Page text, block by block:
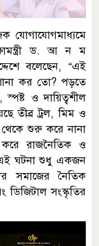
যোগাযোগমাধ্যমে
ড. আ ন ম
বলেছেন, “এই
কর তো? পড়তে
ও দায়িত্বশীল
তীব্র ট্রল, মিম ও
থেকে শুরু করে নানা
রাজনৈতিক ও
এই ঘটনা শুধু একজন
সমাজের নৈতিক
ডিজিটাল সংস্কৃতির